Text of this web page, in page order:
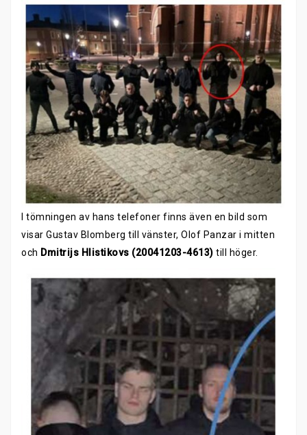
I tömningen av hans telefoner finns även en bild som
visar Gustav Blomberg till vänster, Olof Panzar i mitten
och Dmitrijs Hlistikovs (20041203-4613) till höger.